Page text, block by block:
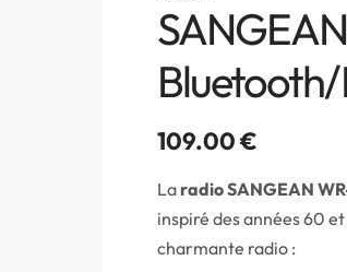
109.00€
Laradio SANGEAN
inspiré des années 60
charmante radio :